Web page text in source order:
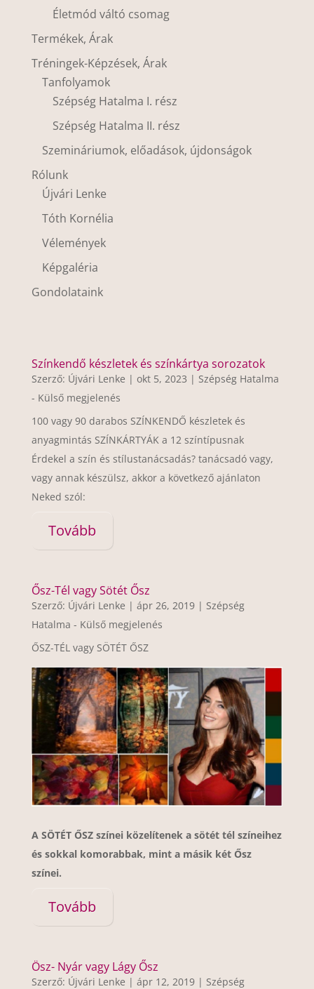
Életmód váltó csomag
Termékek, Árak
Tréningek-Képzések, Árak
Tanfolyamok
Szépség Hatalma I. rész
Szépség Hatalma II. rész
Szemináriumok, előadások, újdonságok
Rólunk
Újvári Lenke
Tóth Kornélia
Vélemények
Képgaléria
Gondolataink
Színkendő készletek és színkártya sorozatok
Szerző: Újvári Lenke | okt 5, 2023 | Szépség Hatalma
- Külső megjelenés
100 vagy 90 darabos SZÍNKENDŐ készletek és
anyagmintás SZÍNKÁRTYÁK a 12 színtípusnak
Érdekel a szín és stílustanácsadás? tanácsadó vagy,
vagy annak készülsz, akkor a következő ajánlaton
Neked szól:
Tovább
Ősz-Tél vagy Sötét Ősz
Szerző: Újvári Lenke | ápr 26, 2019| Szépség
Hatalma - Külső megjelenés
ŐSZ-TÉL vagy SÖTÉT ŐSZ
A SÖTÉT ŐSZ színei közelítenek a sötét tél színeihez
és sokkal komorabbak, mint a másik két Ősz
színei.
Tovább
Ösz- Nyár vagy Lágy Ősz
Szerző: Újvári Lenke | ápr 12, 2019| Szépség